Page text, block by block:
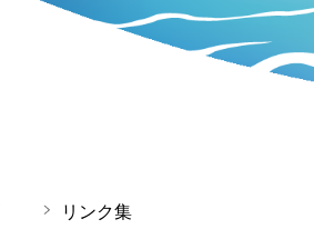
リンク集